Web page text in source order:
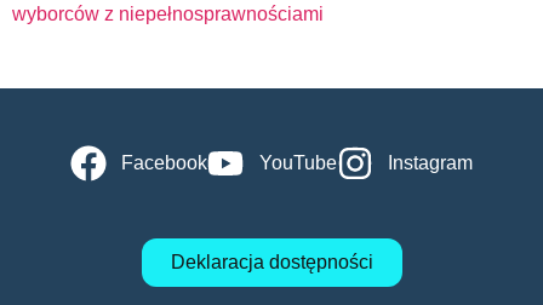
wyborców z niepełnosprawnościami
Facebook YouTube Instagram
Deklaracja dostępności